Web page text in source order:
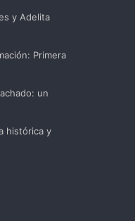
y Adelita
Primera
un
histórica y